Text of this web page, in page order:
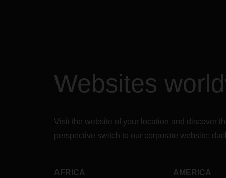
Websites
Visit the website of your location and discover
perspective switch to our corporate website:
AFRICA AMERICA